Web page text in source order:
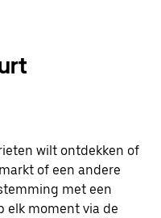
wilt ontdekken of
of een andere
met een
elk moment via de